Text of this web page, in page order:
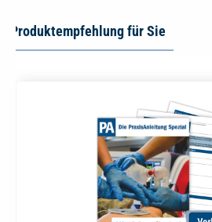
Produktempfehlung für Sie